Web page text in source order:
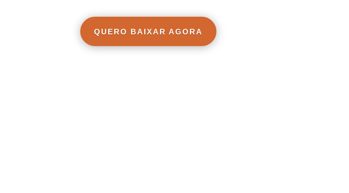
QUERO BAIXAR AGORA